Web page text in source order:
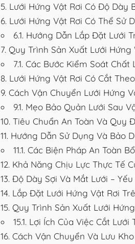
5. Lưới Hứng Vật Rơi Có Độ Dày
6. Lưới Hứng Vật Rơi Có Thể Sử
6.1. Hướng Dẫn Lắp Đặt Lưới
7. Quy Trình Sản Xuất Lưới Hứng
7.1. Các Bước Kiểm Soát Chất
8. Lưới Hứng Vật Rơi Có Cắt
9. Cách Vận Chuyển Lưới Hứng
9.1. Mẹo Bảo Quản Lưới Sau
10. Tiêu Chuẩn An Toàn Và Quy
11. Hướng Dẫn Sử Dụng Và Bảo
11.1. Các Biện Pháp An Toàn
12. Khả Năng Chịu Lực Thực Tế
13. Độ Dày Sợi Và Mắt Lưới –
14. Lắp Đặt Lưới Hứng Vật Rơi
15. Quy Trình Sản Xuất Lưới
15.1. Lợi Ích Của Việc Cắt Lưới
16. Cách Vận Chuyển Và Lưu